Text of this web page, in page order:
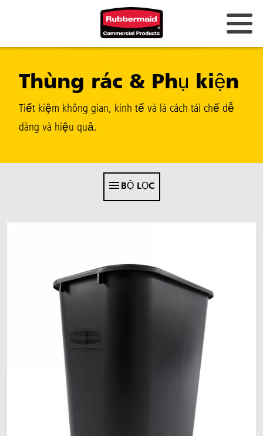
Trung Quốc (CN)
Hồng Kông
Hàn Quốc (KR)
Việt Nam (VN)
Thái Lan (TH)
Mã Lai
Indonesia
Đài Loan (CN)
Thùng rác & Phụ kiện
Tiết kiệm không gian, kinh tế và là cách tái chế dễ
dàng và hiệu quả.
BỘ LỌC